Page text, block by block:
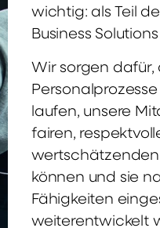
wichtig: als Teil
Business
Wir sorgen dafür,
laufen, unsere
fairen,
können und sie
Fähigkeiten
weiterentwickelt